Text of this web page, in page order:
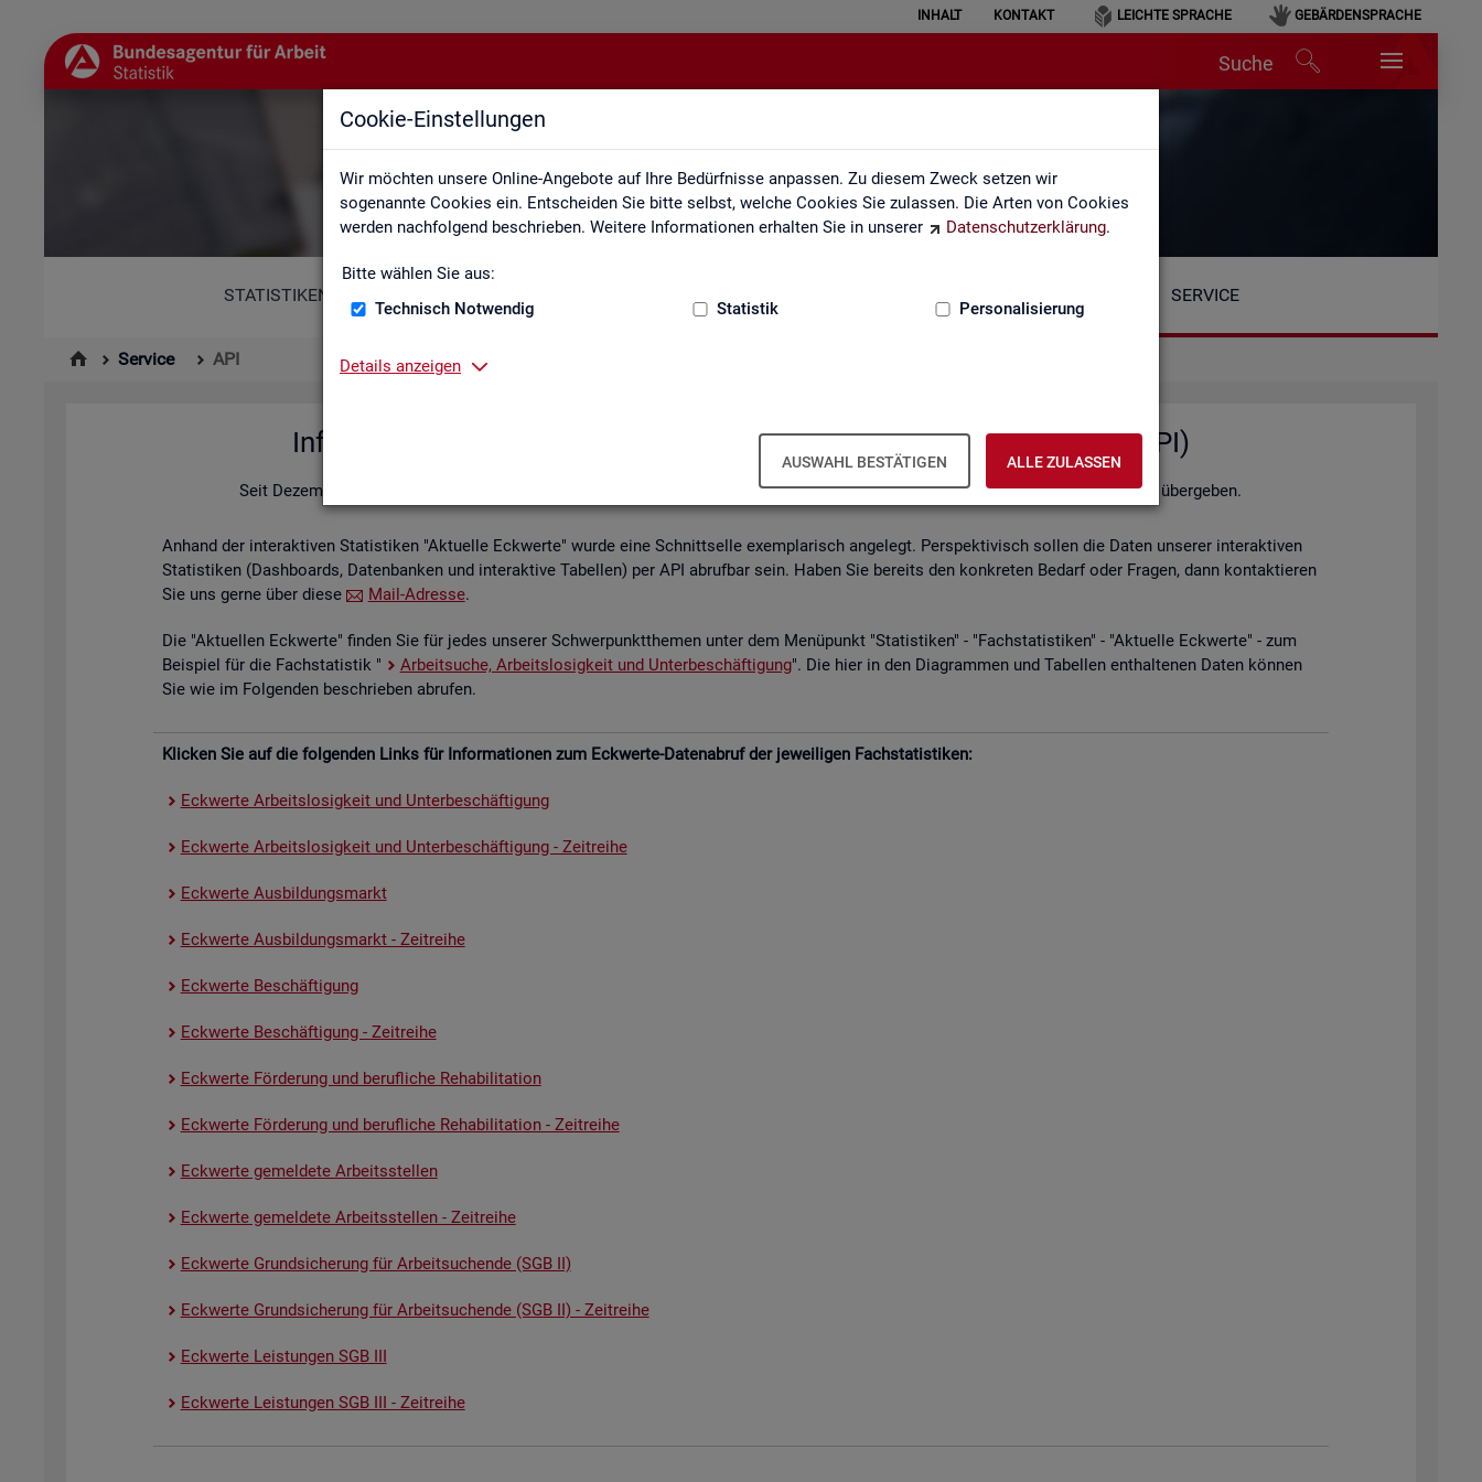
Cookie-Einstellungen
Wir möchten unsere Online-Angebote auf Ihre Bedürfnisse anpassen. Zu diesem Zweck setzen wir
sogenannte Cookies ein. Entscheiden Sie bitte selbst, welche Cookies Sie zulassen. Die Arten von Cookies
werden nachfolgend beschrieben. Weitere Informationen erhalten Sie in unserer
Datenschutzerklärung.
Bitte wählen Sie aus:
Technisch Notwendig
Statistik Personalisierung
Details anzeigen
AUSWAHL BESTÄTIGEN ALLE ZULASSEN
INHALT KONTAKT LEICHTE SPRACHE GEBÄRDENSPRACHE
Suche
API
STATISTIKEN SERVICE
Service API
In­for­ma­tio­nen zu Schnitt­stel­len für au­to­ma­ti­sier­te Da­ten­ab­fra­gen (API)
Seit De­zem­ber 2025 bie­tet die Sta­tis­tik der Bun­des­agen­tur für Ar­beit die Mög­lich­keit, Daten per Schnitt­stel­le au­to­ma­ti­siert zu über­ge­ben.
An­hand der in­ter­ak­ti­ven Sta­tis­ti­ken "Ak­tu­el­le Eck­wer­te" wurde eine Schnitt­sel­le ex­em­pla­risch an­ge­legt. Per­spek­ti­visch sol­len die Daten un­se­rer in­ter­ak­ti­ven
Sta­tis­ti­ken (Da­sh­boards, Da­ten­ban­ken und in­ter­ak­ti­ve Ta­bel­len) per API ab­ruf­bar sein. Haben Sie be­reits den kon­kre­ten Be­darf oder Fra­gen, dann kon­tak­tie­ren
Sie uns gerne über diese
Mail-Adres­se.
Die "Ak­tu­el­len Eck­wer­te" fin­den Sie für jedes un­se­rer Schwer­punkt­the­men unter dem Me­nü­punkt "Sta­tis­ti­ken" - "Fach­sta­tis­ti­ken" - "Ak­tu­el­le Eck­wer­te" - zum
Bei­spiel für die Fach­sta­tis­tik "
Ar­beit­su­che, Ar­beits­lo­sig­keit und Un­ter­be­schäf­ti­gung". Die hier in den Dia­gram­men und Ta­bel­len ent­hal­te­nen Daten kön­nen
Sie wie im Fol­gen­den be­schrie­ben ab­ru­fen.
Kli­cken Sie auf die fol­gen­den Links für In­for­ma­tio­nen zum Eck­wer­te-Da­ten­ab­ruf der je­wei­li­gen Fach­sta­tis­ti­ken:
Eck­wer­te Ar­beits­lo­sig­keit und Un­ter­be­schäf­ti­gung
Eck­wer­te Ar­beits­lo­sig­keit und Un­ter­be­schäf­ti­gung - Zeit­rei­he
Eck­wer­te Aus­bil­dungs­markt
Eck­wer­te Aus­bil­dungs­markt - Zeit­rei­he
Eck­wer­te Be­schäf­ti­gung
Eck­wer­te Be­schäf­ti­gung - Zeit­rei­he
Eck­wer­te För­de­rung und be­ruf­li­che Re­ha­bi­li­ta­ti­on
Eck­wer­te För­de­rung und be­ruf­li­che Re­ha­bi­li­ta­ti­on - Zeit­rei­he
Eck­wer­te ge­mel­de­te Ar­beits­stel­len
Eck­wer­te ge­mel­de­te Ar­beits­stel­len - Zeit­rei­he
Eck­wer­te Grund­si­che­rung für Ar­beit­su­chen­de (SGB II)
Eck­wer­te Grund­si­che­rung für Ar­beit­su­chen­de (SGB II) - Zeit­rei­he
Eck­wer­te Leis­tun­gen SGB III
Eck­wer­te Leis­tun­gen SGB III - Zeit­rei­he